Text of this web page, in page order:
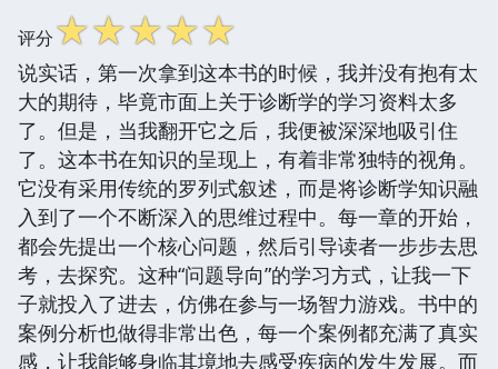
评分☆☆☆☆☆
说实话，第一次拿到这本书的时候，我并没有抱有太
大的期待，毕竟市面上关于诊断学的学习资料太多
了。但是，当我翻开它之后，我便被深深地吸引住
了。这本书在知识的呈现上，有着非常独特的视角。
它没有采用传统的罗列式叙述，而是将诊断学知识融
入到了一个不断深入的思维过程中。每一章的开始，
都会先提出一个核心问题，然后引导读者一步步去思
考，去探究。这种“问题导向”的学习方式，让我一下
子就投入了进去，仿佛在参与一场智力游戏。书中的
案例分析也做得非常出色，每一个案例都充满了真实
感，让我能够身临其境地去感受疾病的发生发展。而